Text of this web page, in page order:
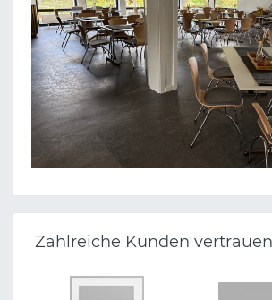
Zahlreiche Kunden